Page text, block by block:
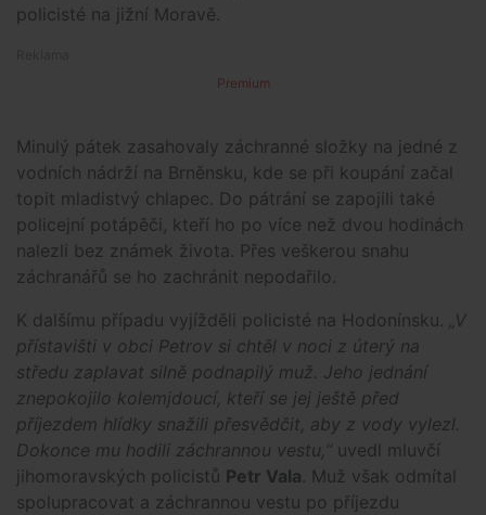
policisté na jižní Moravě.
Premium
Minulý pátek zasahovaly záchranné složky na jedné z
vodních nádrží na Brněnsku, kde se při koupání začal
topit mladistvý chlapec. Do pátrání se zapojili také
policejní potápěči, kteří ho po více než dvou hodinách
nalezli bez známek života. Přes veškerou snahu
záchranářů se ho zachránit nepodařilo.
K dalšímu případu vyjížděli policisté na Hodonínsku.
„V
přístavišti v obci Petrov si chtěl v noci z úterý na
středu zaplavat silně podnapilý muž. Jeho jednání
znepokojilo kolemjdoucí, kteří se jej ještě před
příjezdem hlídky snažili přesvědčit, aby z vody vylezl.
Dokonce mu hodili záchrannou vestu,“ uvedl mluvčí
jihomoravských policistů Petr Vala. Muž však odmítal
spolupracovat a záchrannou vestu po příjezdu